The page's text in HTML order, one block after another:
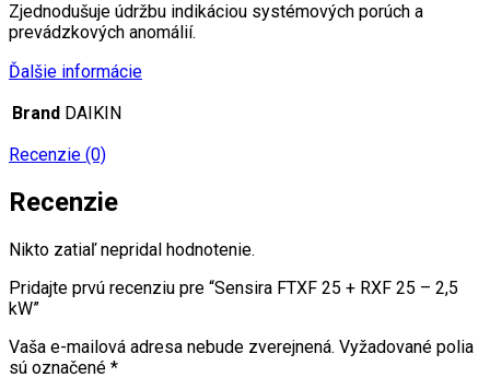
Zjednodušuje údržbu indikáciou systémových porúch a
prevádzkových anomálií.
Ďalšie informácie
Brand DAIKIN
Recenzie (0)
Recenzie
Nikto zatiaľ nepridal hodnotenie.
Pridajte prvú recenziu pre “Sensira FTXF 25 + RXF 25 – 2,5
kW”
Vaša e-mailová adresa nebude zverejnená. Vyžadované polia
sú označené *